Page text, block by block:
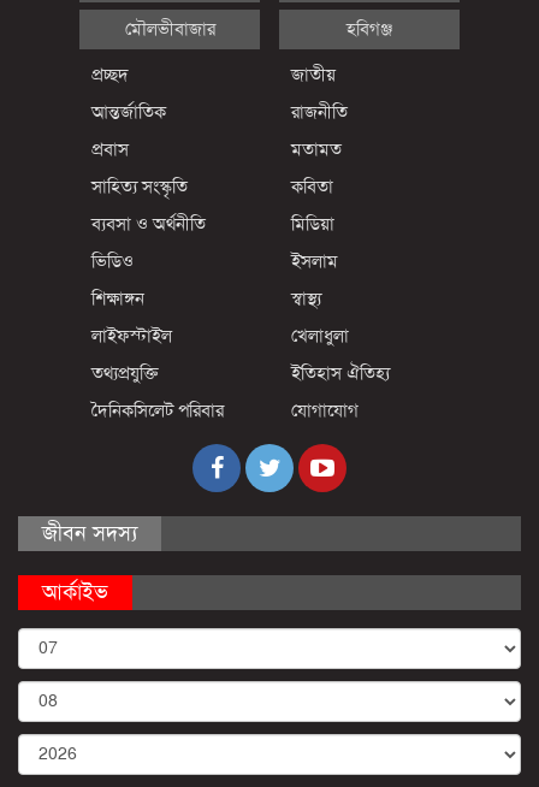
মৌলভীবাজার হবিগঞ্জ
প্রচ্ছদ
জাতীয়
আন্তর্জাতিক
রাজনীতি
প্রবাস
মতামত
সাহিত্য সংস্কৃতি
কবিতা
ব্যবসা ও অর্থনীতি
মিডিয়া
ভিডিও
ইসলাম
শিক্ষাঙ্গন
স্বাস্থ্য
লাইফস্টাইল
খেলাধুলা
তথ্যপ্রযুক্তি
ইতিহাস ঐতিহ্য
দৈনিকসিলেট পরিবার
যোগাযোগ
জীবন সদস্য
আর্কাইভ